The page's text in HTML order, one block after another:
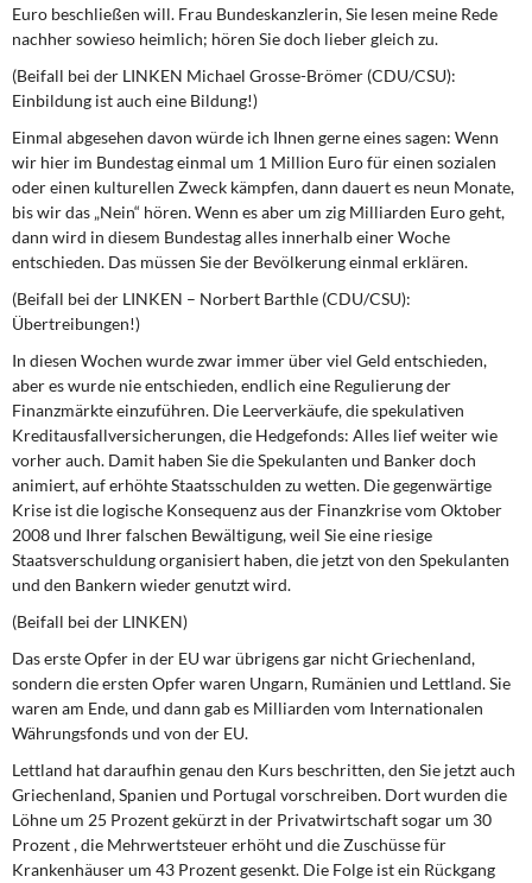
Euro beschließen will. Frau Bundeskanzlerin, Sie lesen meine Rede
nachher sowieso heimlich; hören Sie doch lieber gleich zu.
(Beifall bei der LINKEN Michael Grosse-Brömer (CDU/CSU):
Einbildung ist auch eine Bildung!)
Einmal abgesehen davon würde ich Ihnen gerne eines sagen: Wenn
wir hier im Bundestag einmal um 1 Million Euro für einen sozialen
oder einen kulturellen Zweck kämpfen, dann dauert es neun Monate,
bis wir das „Nein“ hören. Wenn es aber um zig Milliarden Euro geht,
dann wird in diesem Bundestag alles innerhalb einer Woche
entschieden. Das müssen Sie der Bevölkerung einmal erklären.
(Beifall bei der LINKEN – Norbert Barthle (CDU/CSU):
Übertreibungen!)
In diesen Wochen wurde zwar immer über viel Geld entschieden,
aber es wurde nie entschieden, endlich eine Regulierung der
Finanzmärkte einzuführen. Die Leerverkäufe, die spekulativen
Kreditausfallversicherungen, die Hedgefonds: Alles lief weiter wie
vorher auch. Damit haben Sie die Spekulanten und Banker doch
animiert, auf erhöhte Staatsschulden zu wetten. Die gegenwärtige
Krise ist die logische Konsequenz aus der Finanzkrise vom Oktober
2008 und Ihrer falschen Bewältigung, weil Sie eine riesige
Staatsverschuldung organisiert haben, die jetzt von den Spekulanten
und den Bankern wieder genutzt wird.
(Beifall bei der LINKEN)
Das erste Opfer in der EU war übrigens gar nicht Griechenland,
sondern die ersten Opfer waren Ungarn, Rumänien und Lettland. Sie
waren am Ende, und dann gab es Milliarden vom Internationalen
Währungsfonds und von der EU.
Lettland hat daraufhin genau den Kurs beschritten, den Sie jetzt auch
Griechenland, Spanien und Portugal vorschreiben. Dort wurden die
Löhne um 25 Prozent gekürzt in der Privatwirtschaft sogar um 30
Prozent , die Mehrwertsteuer erhöht und die Zuschüsse für
Krankenhäuser um 43 Prozent gesenkt. Die Folge ist ein Rückgang